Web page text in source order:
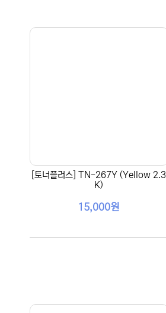
[토너플러스] TN-267Y (Yellow 2.3
K)
15,000원